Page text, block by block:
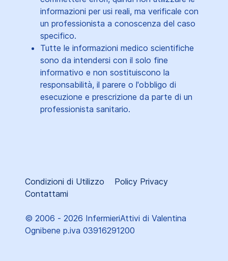
informazioni per usi reali, ma verificale con
un professionista a conoscenza del caso
specifico.
Tutte le informazioni medico scientifiche
sono da intendersi con il solo fine
informativo e non sostituiscono la
responsabilità, il parere o l'obbligo di
esecuzione e prescrizione da parte di un
professionista sanitario.
Condizioni di Utilizzo
Policy Privacy
Contattami
© 2006 - 2026 InfermieriAttivi di Valentina
Ognibene p.iva 03916291200